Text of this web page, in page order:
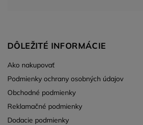
DÔLEŽITÉ INFORMÁCIE
Ako nakupovať
Podmienky ochrany osobných údajov
Obchodné podmienky
Reklamačné podmienky
Dodacie podmienky